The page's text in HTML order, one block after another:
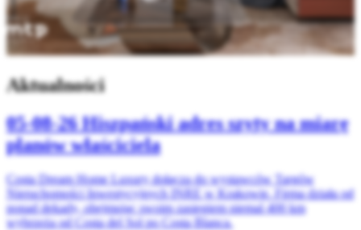
Aktualności
05-08-26Hiszpański adres szyty na miarę
planów właściciela
Costa Dream Home Luxury dołącza do wystawców Targów
Nieruchomości Inwestycyjnych INRE w Krakowie. Firma działa od
ponad dekady, obejmując swoim zasięgiem niemal 400 km
wybrzeża od Costa del Sol po Costa Blanca.